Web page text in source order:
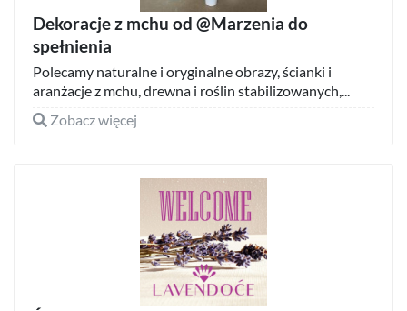
Dekoracje z mchu od @Marzenia do
spełnienia
Polecamy naturalne i oryginalne obrazy, ścianki i
aranżacje z mchu, drewna i roślin stabilizowanych,...
Zobacz więcej